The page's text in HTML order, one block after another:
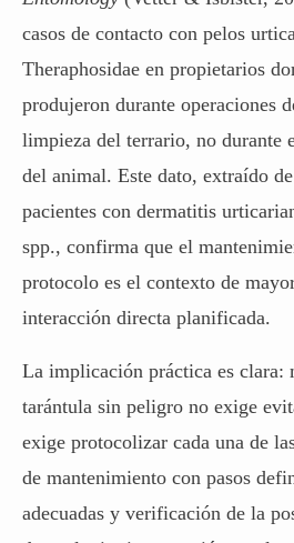
casos de contacto con pelos
Theraphosidae en propietarios
produjeron durante operaciones
limpieza del terrario, no durante
del animal. Este dato, extraído
pacientes con dermatitis
spp., confirma que el
protocolo es el contexto de
interacción directa planificada.
La implicación práctica es clara:
tarántula sin peligro no exige
exige protocolizar cada una de
de mantenimiento con pasos
adecuadas y verificación de la